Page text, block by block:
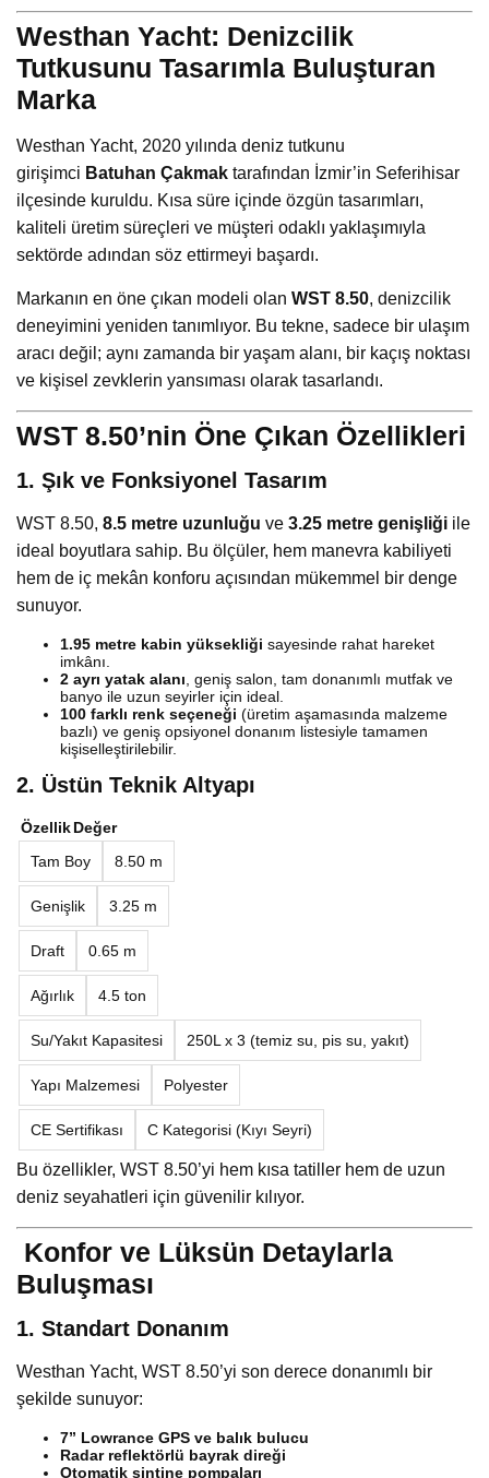
Westhan Yacht: Denizcilik
Tutkusunu Tasarımla Buluşturan
Marka
Westhan Yacht, 2020 yılında deniz tutkunu
girişimci Batuhan Çakmak tarafından İzmir’in Seferihisar
ilçesinde kuruldu. Kısa süre içinde özgün tasarımları,
kaliteli üretim süreçleri ve müşteri odaklı yaklaşımıyla
sektörde adından söz ettirmeyi başardı.
Markanın en öne çıkan modeli olan WST 8.50, denizcilik
deneyimini yeniden tanımlıyor. Bu tekne, sadece bir ulaşım
aracı değil; aynı zamanda bir yaşam alanı, bir kaçış noktası
ve kişisel zevklerin yansıması olarak tasarlandı.
WST 8.50’nin Öne Çıkan Özellikleri
1. Şık ve Fonksiyonel Tasarım
WST 8.50, 8.5 metre uzunluğu ve 3.25 metre genişliği ile
ideal boyutlara sahip. Bu ölçüler, hem manevra kabiliyeti
hem de iç mekân konforu açısından mükemmel bir denge
sunuyor.
1.95 metre kabin yüksekliği sayesinde rahat hareket
imkânı.
2 ayrı yatak alanı , geniş salon, tam donanımlı mutfak ve
banyo ile uzun seyirler için ideal.
100 farklı renk seçeneği (üretim aşamasında malzeme
bazlı) ve geniş opsiyonel donanım listesiyle tamamen
kişiselleştirilebilir.
2. Üstün Teknik Altyapı
ÖzellikDeğer
Tam Boy
8.50 m
Genişlik 3.25 m
Draft 0.65 m
Ağırlık 4.5 ton
Su/Yakıt Kapasitesi 250L x 3 (temiz su, pis su, yakıt)
Yapı Malzemesi Polyester
CE Sertifikası C Kategorisi (Kıyı Seyri)
Bu özellikler, WST 8.50’yi hem kısa tatiller hem de uzun
deniz seyahatleri için güvenilir kılıyor.
Konfor ve Lüksün Detaylarla
Buluşması
1. Standart Donanım
Westhan Yacht, WST 8.50’yi son derece donanımlı bir
şekilde sunuyor:
7” Lowrance GPS ve balık bulucu
Radar reflektörlü bayrak direği
Otomatik sintine pompaları